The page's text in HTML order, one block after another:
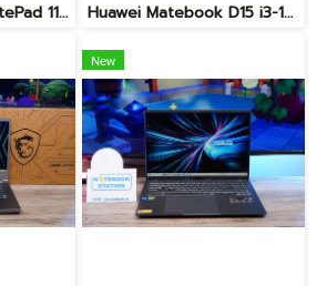
แท็บเล็ต Huawei MatePad 11.5 Wi-Fi (6+128) Midnight Grey มีปากกามาให้ พร้อมใช้งาน ราคาเพียง 6,490.- Huawei Matebook D15 i3-10110U Ram8 256GB M.2 จอ15.6นิ้ว FHD IPS 60hz สเปคทำงานทั่วไป หน้าจอใหญ่ ดีไซน์เครื่องบางเบา เครื่องพร้อมใช้งาน ขายถูกเพียง 6,990.-เท่านั้น
New